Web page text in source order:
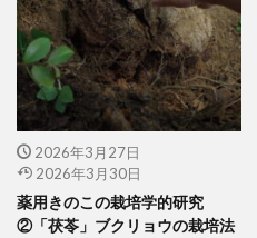
2026年3月27日
2026年3月30日
薬用きのこの栽培学的研究
②「茯苓」ブクリョウの栽培法